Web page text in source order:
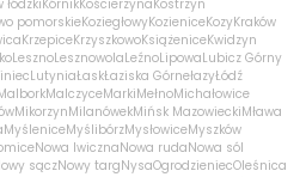
KórnikKościerzynaKostrzyn
pomorskieKoziegłowyKozieniceKozyKraków
KrzepiceKrzyszkowoKsiążeniceKwidzyn
LesznoLesznowolaLeźnoLipowaLubicz Górny
LutyniaŁaskŁaziska GórnełazyŁódź
MalczyceMarkiMełnoMichałowice
MikorzynMilanówekMińsk MazowieckiMława
MyśleniceMyślibórzMysłowiceMyszków
Nowa IwicznaNowa rudaNowa sól
sączNowy targNysaOgrodzieniecOleśnica